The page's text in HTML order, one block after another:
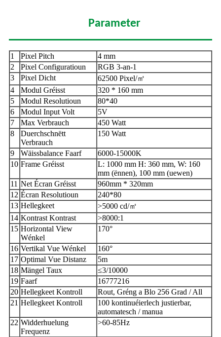
Parameter
1 Pixel Pitch
4 mm
2
Pixel Configuratioun
RGB 3-an-1
3
Pixel Dicht
62500 Pixel/㎡
4
Modul Gréisst
320 * 160 mm
5
Modul Resolutioun
80*40
6
Modul Input Volt
5V
7
Max Verbrauch
450 Watt
8
Duerchschnëtt
Verbrauch
150 Watt
9 Wäissbalance Faarf
6000-15000K
10 Frame Gréisst
L: 1000 mm H: 360 mm, W: 160
mm (ënnen), 100 mm (uewen)
11 Net Écran Gréisst
960mm * 320mm
12 Écran Resolutioun
240*80
13 Hellegkeet
>5000 cd/㎡
14 Kontrast Kontrast
>8000:1
15 Horizontal View
Wénkel
170°
16 Vertikal Vue Wénkel
160°
17 Optimal Vue Distanz
5m
18 Mängel Taux
≤3/10000
19 Faarf
16777216
20 Hellegkeet Kontroll
Rout, Gréng a Blo 256 Grad / All
21 Hellegkeet Kontroll
100 kontinuéierlech justierbar,
automatesch / manua
22 Widderhuelung
Frequenz
>60-85Hz